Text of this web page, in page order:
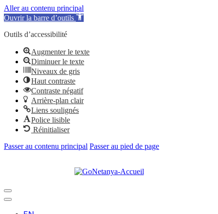
Aller au contenu principal
Ouvrir la barre d’outils
Outils d’accessibilité
Augmenter le texte
Diminuer le texte
Niveaux de gris
Haut contraste
Contraste négatif
Arrière-plan clair
Liens soulignés
Police lisible
Réinitialiser
Passer au contenu principal Passer au pied de page